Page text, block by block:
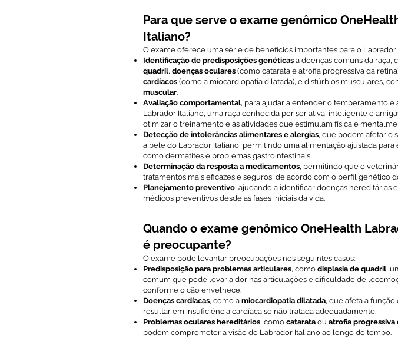
Para que serve o exame genômico
Italiano?
O exame oferece uma série de benefícios importantes para o Labrador
Identificação de predisposições genéticas a doenças comuns da raça,
quadril, doenças oculares (como catarata e atrofia progressiva da
cardíacos (como a miocardiopatia dilatada), e distúrbios musculares,
muscular.
Avaliação comportamental, para ajudar a entender o temperamento e
Labrador Italiano, uma raça conhecida por ser ativa, inteligente e
otimizar o treinamento e as atividades que estimulam física e
Detecção de intolerâncias alimentares e alergias, que podem afetar o
a pele do Labrador Italiano, permitindo uma alimentação ajustada para
como dermatites e problemas gastrointestinais.
Determinação da resposta a medicamentos, permitindo que o
tratamentos mais eficazes e seguros, de acordo com o perfil genético
Planejamento preventivo, ajudando a identificar doenças hereditárias
médicos preventivos desde as fases iniciais da vida.
Quando o exame genômico OneHealth
é preocupante?
O exame pode levantar preocupações nos seguintes casos:
Predisposição para problemas articulares, como displasia de quadril,
comum que pode levar a dor nas articulações e dificuldade de
conforme o cão envelhece.
Doenças cardíacas, como a miocardiopatia dilatada, que afeta a
resultar em insuficiência cardíaca se não tratada adequadamente.
Problemas oculares hereditários, como catarata ou atrofia progressiva
podem comprometer a visão do Labrador Italiano ao longo do tempo.